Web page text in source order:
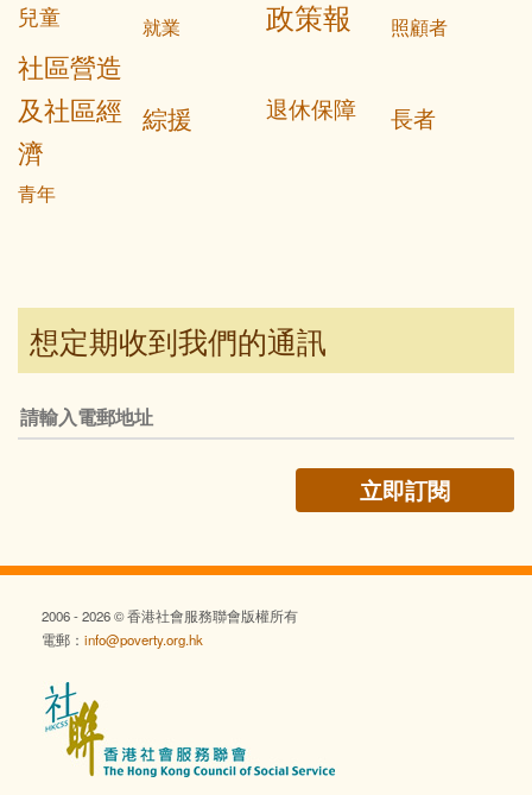
兒童 就業 政策報 照顧者
社區營造
及社區經
濟
綜援 退休保障 長者
青年
想定期收到我們的通訊
2006 - 2026 © 香港社會服務聯會版權所有
電郵： info@poverty.org.hk